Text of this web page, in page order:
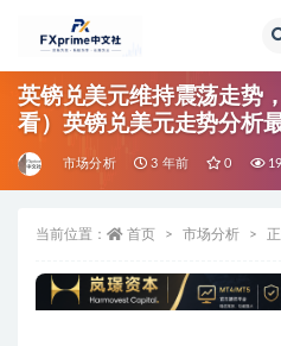
英镑兑美元维持震荡走势
看）英镑兑美元走势分析
市场分析 3 年前 0
当前位置： 首页 市场分析